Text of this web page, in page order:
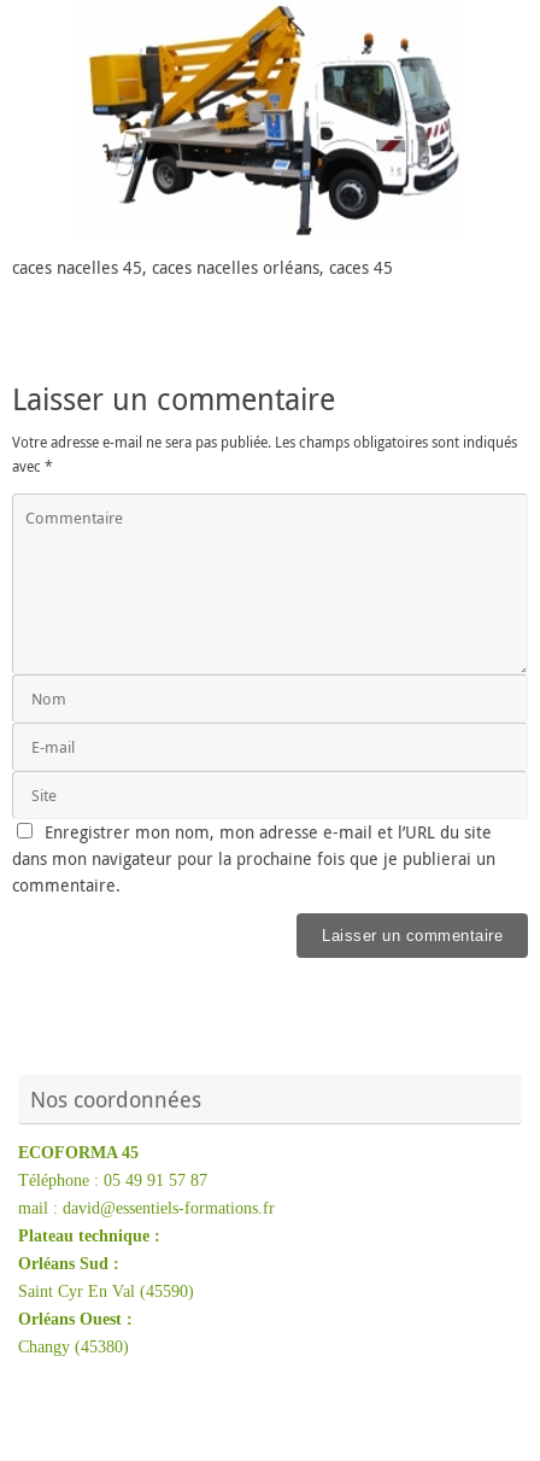
caces nacelles 45, caces nacelles orléans, caces 45
Laisser un commentaire
Votre adresse e-mail ne sera pas publiée. Les champs obligatoires sont indiqués
avec *
Enregistrer mon nom, mon adresse e-mail et l’URL du site
dans mon navigateur pour la prochaine fois que je publierai un
commentaire.
Nos coordonnées
ECOFORMA 45
Téléphone : 05 49 91 57 87
mail : david@essentiels-formations.fr
Plateau technique :
Orléans Sud :
Saint Cyr En Val (45590)
Orléans Ouest :
Changy (45380)